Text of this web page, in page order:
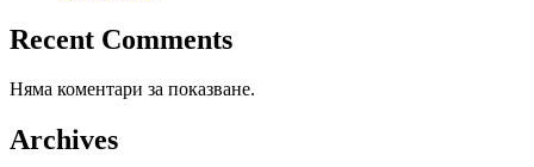
Recent Comments
Няма коментари за показване.
Archives